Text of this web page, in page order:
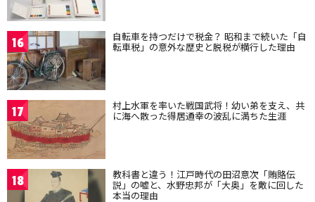
16 自転車を持つだけで税金？ 昭和まで続いた「自
転車税」の意外な歴史と脱税が横行した理由
17 村上水軍を率いた戦国武将！幼い弟を支え、共
に海へ散った得居通幸の波乱に満ちた生涯
18 教科書と違う！江戸時代の田沼意次「賄賂伝
説」の嘘と、水野忠邦が「大奥」を敵に回した
本当の理由